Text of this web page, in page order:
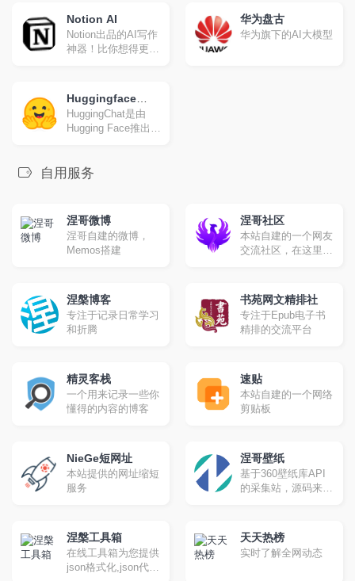
乐天赋！
Notion AI
Notion出品的AI写作
神器！比你想得更
华为盘古
华为旗下的AI大模型
Huggingface
Chat
HuggingChat是由
Hugging Face推出的
一种全新的交互体
Open Assistant模型
开发，并且是一个免
费、开源且实验性的
项目。
自用服务
涅哥微博
涅哥自建的微博，
Memos搭建
涅哥社区
本站自建的一个网友
交流社区，在这里你
涅槃博客
专注于记录日常学习
和折腾
书苑网文精排社
专注于Epub电子书
精排的交流平台
精灵客栈
一个用来记录一些你
懂得的内容的博客
速贴
本站自建的一个网络
剪贴板
NieGe短网址
本站提供的网址缩短
服务
涅哥壁纸
基于360壁纸库API
的采集站，源码来自
涅槃工具箱
在线工具箱为您提供
json格式化,json代码
天天热榜
实时了解全网动态